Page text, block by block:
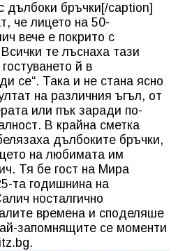
дълбоки бръчки[/caption]
че лицето на 50-
вече е покрито с
те лъснаха тази
й в
се“. Така и не стана ясно
на различния ъгъл, от
или пък заради по-
В крайна сметка
дълбоките бръчки,
на любимата им
Тя бе гост на Мира
та годишнина на
носталгично
времена и споделяше
запомнящите се моменти